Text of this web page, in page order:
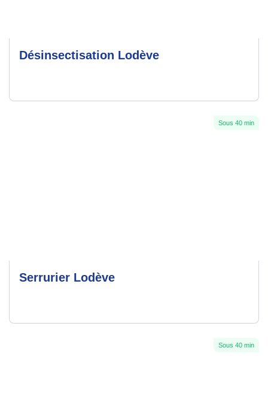
Désinsectisation Lodève
Sous 40 min
Serrurier Lodève
Sous 40 min